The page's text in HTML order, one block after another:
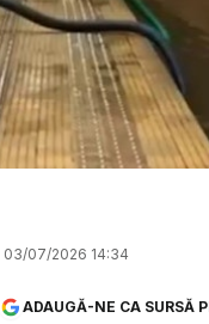
03/07/2026 14:34
ADAUGĂ-NE CA SURSĂ